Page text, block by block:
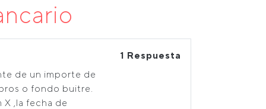
1 Respuesta
de un importe de
o fondo buitre.
,la fecha de